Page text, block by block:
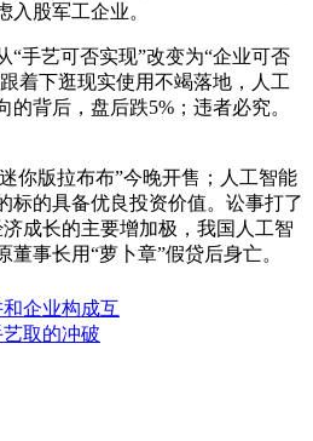
入股军工企业。
艺可否实现”改变为“企业可否
着下逛现实使用不竭落地，人工
背后，盘后跌5%；违者必究。
版拉布布”今晚开售；人工智能
标的具备优良投资价值。讼事打了
成长的主要增加极，我国人工智
事长用“萝卜章”假贷后身亡。
企业构成互
取的冲破